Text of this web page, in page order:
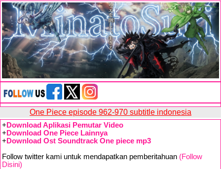
One Piece episode 962-970 subtitle indonesia
+ Download Aplikasi Pemutar Video
+ Download One Piece Lainnya
+ Download Ost Soundtrack One piece mp3
Follow twitter kami untuk mendapatkan pemberitahuan (Follow
Disini)